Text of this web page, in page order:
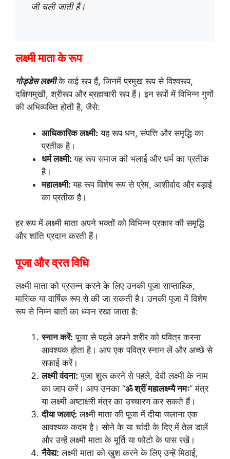
जी चली जाती हैं।
लक्ष्मी माता के रूप
गोड्डेस लक्ष्मीके कई रूप हैं, जिनमें प्रमुख रूप से विश्वरूप,
दक्षिणमुखी, श्रीरूप और ब्रह्मचारी रूप हैं। इन रूपों में विभिन्न गुणों
की अभिव्यक्ति होती है, जैसे:
आधिकारिक लक्ष्मी: यह रूप धन, संपत्ति और समृद्धि का
प्रतीक है।
धर्म लक्ष्मी:यह रूप समाज की भलाई और धर्म का प्रतीक
है।
महालक्ष्मी:यह रूप विशेष रूप से प्रेम, आशीर्वाद और बड़ाई
का प्रतीक है।
हर रूप में लक्ष्मी माता अपने भक्तों को विभिन्न प्रकार की समृद्धि
और शांति प्रदान करती हैं।
पूजा और व्रत विधि
लक्ष्मी माता को प्रसन्न करने के लिए उनकी पूजा साप्ताहिक,
मासिक या वार्षिक रूप से की जा सकती है। उनकी पूजा में विशेष
रूप से निम्न बातों का ध्यान रखा जाता है:
स्नान करें: पूजा से पहले अपने शरीर को पवित्र करना
आवश्यक होता है। आप एक पवित्र स्नान लें और अच्छे से
सफाई करें।
लक्ष्मी वंदना: पूजा शुरू करने से पहले, देवी लक्ष्मी के नाम
का जाप करें। आप उनका “ॐ श्रीं महालक्ष्म्यै नमः” मंत्र
या लक्ष्मी अष्टाक्षरी मंत्र का उच्चारण कर सकते हैं।
दीया जलाएं: लक्ष्मी माता की पूजा में दीया जलाना एक
आवश्यक कदम है। सोने के या चांदी के दिए में तेल डालें
और उन्हें लक्ष्मी माता के मूर्ति या फोटो के पास रखें।
नैवेद्य: लक्ष्मी माता को खुश करने के लिए उन्हें मिठाई,